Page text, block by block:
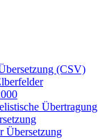
(CSV)
Übertragung
Übersetzung